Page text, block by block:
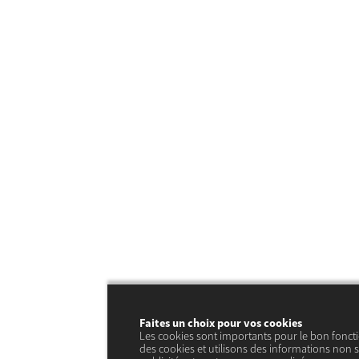
Faites un choix pour vos cookies
Les cookies sont importants pour le bon
des cookies et utilisons des informations non